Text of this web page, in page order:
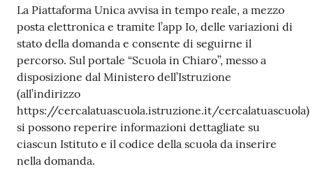
La Piattaforma Unica avvisa in tempo reale, a mezzo
posta elettronica e tramite l’app Io, delle variazioni di
stato della domanda e consente di seguirne il
percorso. Sul portale “Scuola in Chiaro”, messo a
disposizione dal Ministero dell’Istruzione
(all’indirizzo
https://cercalatuascuola.istruzione.it/cercalatuascuola)
si possono reperire informazioni dettagliate su
ciascun Istituto e il codice della scuola da inserire
nella domanda.